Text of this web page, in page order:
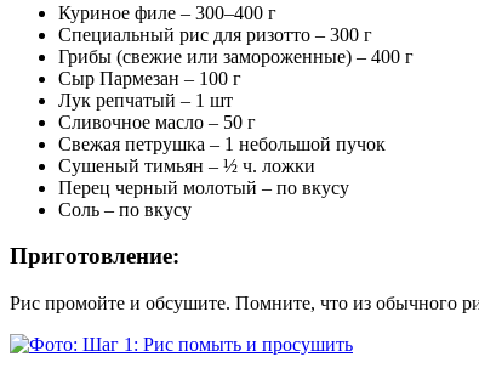
Куриное филе – 300–400 г
Специальный рис для ризотто – 300 г
Грибы (свежие или замороженные) – 400 г
Сыр Пармезан – 100 г
Лук репчатый – 1 шт
Сливочное масло – 50 г
Свежая петрушка – 1 небольшой пучок
Сушеный тимьян – ½ ч. ложки
Перец черный молотый – по вкусу
Соль – по вкусу
Приготовление:
Рис промойте и обсушите. Помните, что из обычного